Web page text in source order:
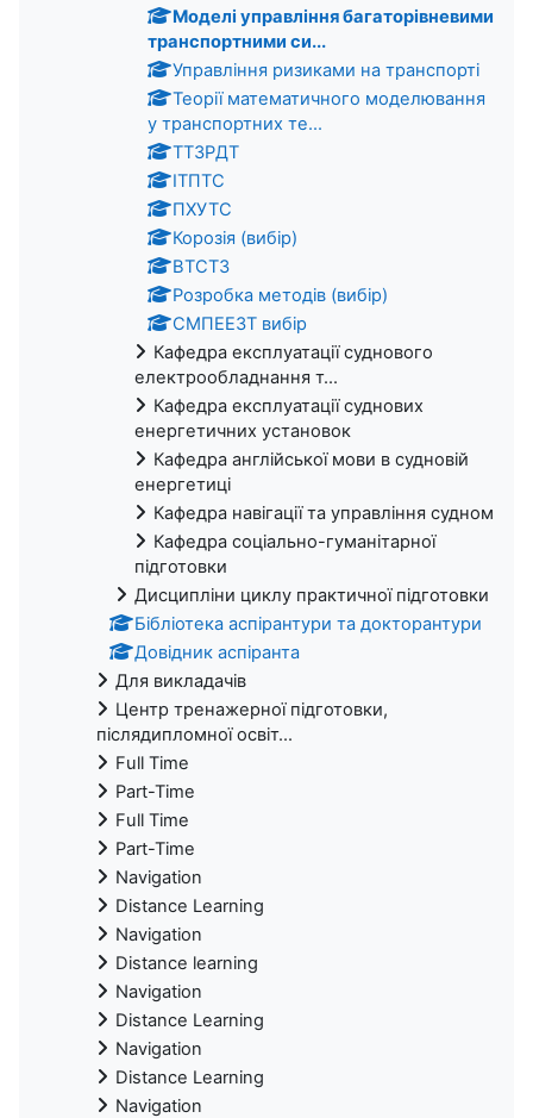
Моделі управління багаторівневими
транспортними си...
Управління ризиками на транспорті
Теорії математичного моделювання
у транспортних те...
ТТЗРДТ
ІТПТС
ПХУТС
Корозія (вибір)
ВТСТЗ
Розробка методів (вибір)
СМПЕЕЗТ вибір
Кафедра експлуатації суднового
електрообладнання т...
Кафедра експлуатації суднових
енергетичних установок
Кафедра англійської мови в судновій
енергетиці
Кафедра навігації та управління судном
Кафедра соціально-гуманітарної
підготовки
Дисципліни циклу практичної підготовки
Бібліотека аспірантури та докторантури
Довідник аспіранта
Для викладачів
Центр тренажерної підготовки,
післядипломної освіт...
Full Time
Part-Time
Full Time
Part-Time
Navigation
Distance Learning
Navigation
Distance learning
Navigation
Distance Learning
Navigation
Distance Learning
Navigation